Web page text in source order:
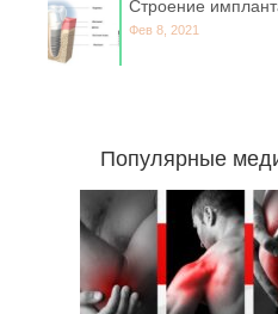
Строение
Фев 8, 2021
Популярные